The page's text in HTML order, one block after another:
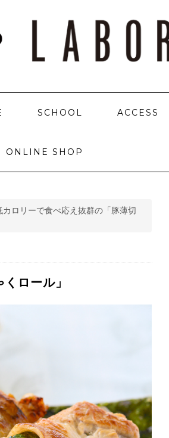
SCHOOL ACCESS
ONLINE SHOP
カロリーで食べ応え抜群の「豚薄切
ロール」